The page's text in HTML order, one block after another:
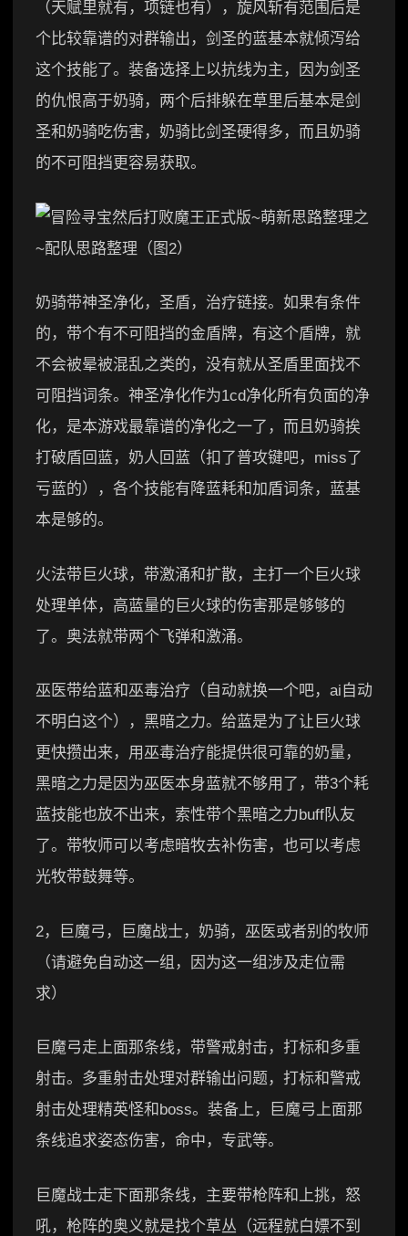
（天赋里就有，项链也有），旋风斩有范围后是
个比较靠谱的对群输出，剑圣的蓝基本就倾泻给
这个技能了。装备选择上以抗线为主，因为剑圣
的仇恨高于奶骑，两个后排躲在草里后基本是剑
圣和奶骑吃伤害，奶骑比剑圣硬得多，而且奶骑
的不可阻挡更容易获取。
奶骑带神圣净化，圣盾，治疗链接。如果有条件
的，带个有不可阻挡的金盾牌，有这个盾牌，就
不会被晕被混乱之类的，没有就从圣盾里面找不
可阻挡词条。神圣净化作为1cd净化所有负面的净
化，是本游戏最靠谱的净化之一了，而且奶骑挨
打破盾回蓝，奶人回蓝（扣了普攻键吧，miss了
亏蓝的），各个技能有降蓝耗和加盾词条，蓝基
本是够的。
火法带巨火球，带激涌和扩散，主打一个巨火球
处理单体，高蓝量的巨火球的伤害那是够够的
了。奥法就带两个飞弹和激涌。
巫医带给蓝和巫毒治疗（自动就换一个吧，ai自动
不明白这个），黑暗之力。给蓝是为了让巨火球
更快攒出来，用巫毒治疗能提供很可靠的奶量，
黑暗之力是因为巫医本身蓝就不够用了，带3个耗
蓝技能也放不出来，索性带个黑暗之力buff队友
了。带牧师可以考虑暗牧去补伤害，也可以考虑
光牧带鼓舞等。
2，巨魔弓，巨魔战士，奶骑，巫医或者别的牧师
（请避免自动这一组，因为这一组涉及走位需
求）
巨魔弓走上面那条线，带警戒射击，打标和多重
射击。多重射击处理对群输出问题，打标和警戒
射击处理精英怪和boss。装备上，巨魔弓上面那
条线追求姿态伤害，命中，专武等。
巨魔战士走下面那条线，主要带枪阵和上挑，怒
吼，枪阵的奥义就是找个草丛（远程就白嫖不到